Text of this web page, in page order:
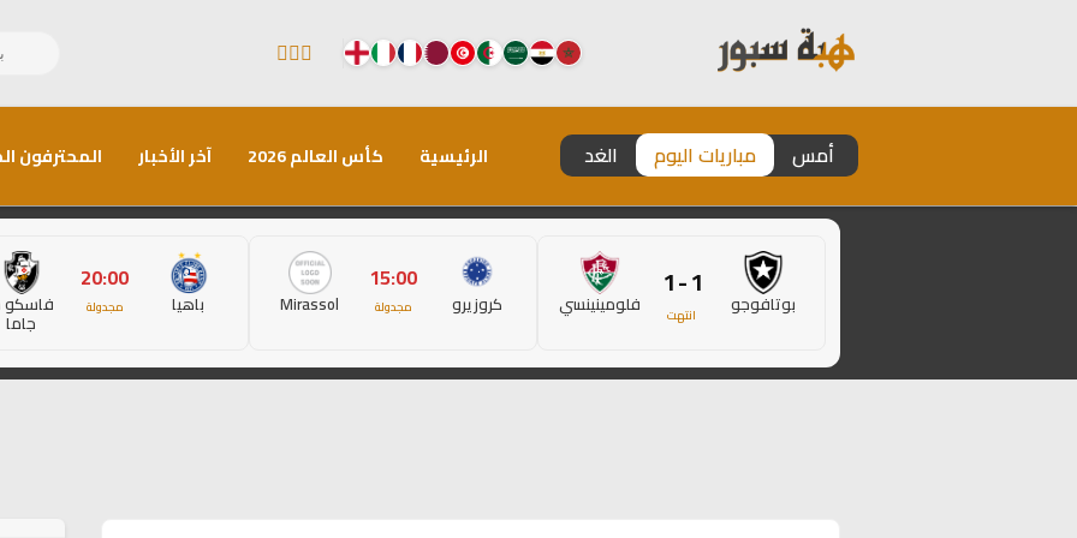
أمس مباريات اليوم الغد الرئيسية كأس العالم 2026 آخر الأخبار المحترفون
بوتافوجو 1 - 1
انتهت فلومينينسي كروزيرو
15:00
مجدولة Mirassol باهيا
20:00
مجدولة فاسكو
جاما